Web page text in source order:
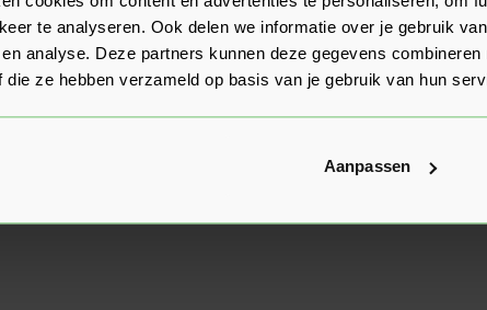
te analyseren. Ook delen we informatie over je gebruik
analyse. Deze partners kunnen deze gegevens
die ze hebben verzameld op basis van je gebruik van hun
Aanpassen